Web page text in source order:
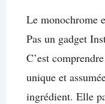
Le monochrome
Pas un gadget
C’est
unique et
ingrédient. Elle